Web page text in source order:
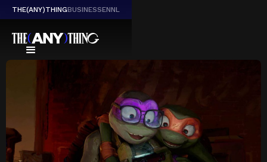
THE(ANY)THINGBUSINESSENNL